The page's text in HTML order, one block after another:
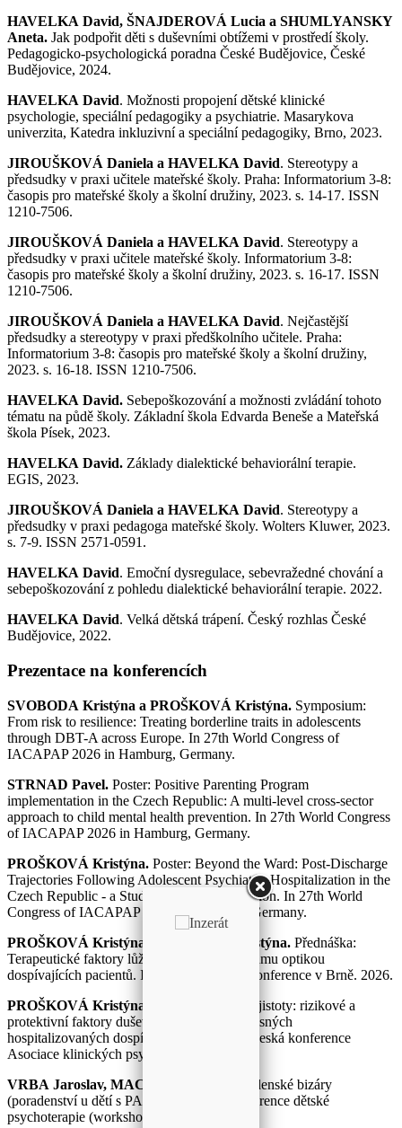
HAVELKA David, ŠNAJDEROVÁ Lucia a SHUMLYANSKY
Aneta. Jak podpořit děti s duševními obtížemi v prostředí školy.
Pedagogicko-psychologická poradna České Budějovice, České
Budějovice, 2024.
HAVELKA David. Možnosti propojení dětské klinické
psychologie, speciální pedagogiky a psychiatrie. Masarykova
univerzita, Katedra inkluzivní a speciální pedagogiky, Brno, 2023.
JIROUŠKOVÁ Daniela a HAVELKA David. Stereotypy a
předsudky v praxi učitele mateřské školy. Praha: Informatorium 3-8:
časopis pro mateřské školy a školní družiny, 2023. s. 14-17. ISSN
1210-7506.
JIROUŠKOVÁ Daniela a HAVELKA David. Stereotypy a
předsudky v praxi učitele mateřské školy. Informatorium 3-8:
časopis pro mateřské školy a školní družiny, 2023. s. 16-17. ISSN
1210-7506.
JIROUŠKOVÁ Daniela a HAVELKA David. Nejčastější
předsudky a stereotypy v praxi předškolního učitele. Praha:
Informatorium 3-8: časopis pro mateřské školy a školní družiny,
2023. s. 16-18. ISSN 1210-7506.
HAVELKA David. Sebepoškozování a možnosti zvládání tohoto
tématu na půdě školy. Základní škola Edvarda Beneše a Mateřská
škola Písek, 2023.
HAVELKA David. Základy dialektické behaviorální terapie.
EGIS, 2023.
JIROUŠKOVÁ Daniela a HAVELKA David. Stereotypy a
předsudky v praxi pedagoga mateřské školy. Wolters Kluwer, 2023.
s. 7-9. ISSN 2571-0591.
HAVELKA David. Emoční dysregulace, sebevražedné chování a
sebepoškozování z pohledu dialektické behaviorální terapie. 2022.
HAVELKA David. Velká dětská trápení. Český rozhlas České
Budějovice, 2022.
Prezentace na konferencích
SVOBODA Kristýna a PROŠKOVÁ Kristýna. Symposium:
From risk to resilience: Treating borderline traits in adolescents
through DBT-A across Europe. In 27th World Congress of
IACAPAP 2026 in Hamburg, Germany.
STRNAD Pavel. Poster: Positive Parenting Program
implementation in the Czech Republic: A multi-level cross-sector
approach to child mental health prevention. In 27th World Congress
of IACAPAP 2026 in Hamburg, Germany.
PROŠKOVÁ Kristýna. Poster: Beyond the Ward: Post-Discharge
Trajectories Following Adolescent Psychiatric Hospitalization in the
Czech Republic - a Study Protocol Presentation. In 27th World
Congress of IACAPAP 2026 in Hamburg, Germany.
PROŠKOVÁ Kristýna a SVOBODA Kristýna. Přednáška:
Terapeutické faktory lůžkového DBT programu optikou
dospívajících pacientů. In 14. Česká KBT konference v Brně. 2026.
PROŠKOVÁ Kristýna
. Na tenkém ledě nejistoty: rizikové a
protektivní faktory duševního zdraví u současných
hospitalizovaných dospívajících. In 14. jihočeská konference
Asociace klinických psychologů ČR. 2026.
VRBA Jaroslav, MACHOVÁ Sára.
Poradenské bizáry
(poradenství u dětí s PAS). In 1. česká konference dětské
psychoterapie (workshop). 2025.